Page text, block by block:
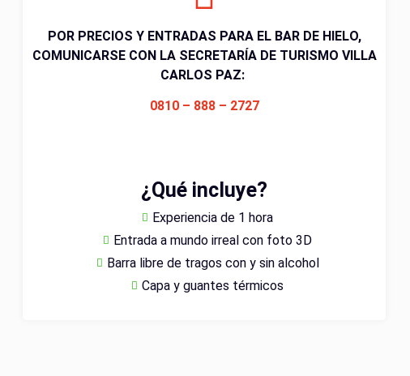
POR PRECIOS Y ENTRADAS PARA EL BAR DE HIELO,
COMUNICARSE CON LA SECRETARÍA DE TURISMO VILLA
CARLOS PAZ:
0810 – 888 – 2727
¿Qué incluye?
Experiencia de 1 hora
Entrada a mundo irreal con foto 3D
Barra libre de tragos con y sin alcohol
Capa y guantes térmicos